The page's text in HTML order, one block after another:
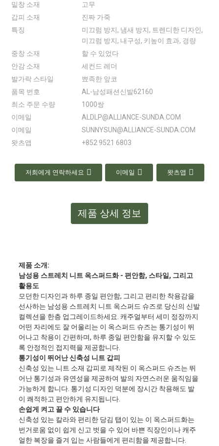
밑창 소재
고무
갑피 소재
진짜 가죽
특징
미끄럼 방지, 냄새 방지, 트렌디한 디자인,
미끄럼 방지, 내구성, 키높이 효과, 경량
중창 소재
할 수 있었다
안감 소재
세컨드 레더
발가락 스타일
뾰족한 앞코
품목 번호
AL-남성패션신발62160
최소 주문 수량
1000쌍
이메일
ALDLP@ALLIANCE-SUNDA.COM
이메일
SUNNYSUN@ALLIANCE-SUNDA.COM
왓츠앱
+852 9521 6803
저희에게 연락하세요 이메일 왓츠앱
제품 상세 정보
제품 소개:
남성용 스트레치 니트 옥스퍼드화 - 편안함, 스타일, 그리고
활용도
모던한 디자인과 하루 종일 편안함, 그리고 편리한 착용감을
선사하는 남성용 스트레치 니트 옥스퍼드 슈즈로 당신의 신발
컬렉션을 한층 업그레이드하세요. 캐주얼부터 세미 정장까지
어떤 자리에도 잘 어울리는 이 옥스퍼드 슈즈는 통기성이 뛰
어나고 착용이 간편하며, 하루 종일 편안함을 유지할 수 있도
록 안정적인 접지력을 제공합니다.
통기성이 뛰어난 신축성 니트 갑피
신축성 있는 니트 소재 갑피로 제작된 이 옥스퍼드 슈즈는 뛰
어난 통기성과 유연성을 제공하여 발의 자연스러운 움직임을
가능하게 합니다. 통기성 디자인 덕분에 장시간 착용해도 발
이 쾌적하고 편안하게 유지됩니다.
손쉽게 켜고 끌 수 있습니다
신축성 있는 칼라와 편리한 당김 탭이 있는 이 옥스퍼드화는
번거로움 없이 쉽게 신고 벗을 수 있어 바쁜 직장인이나 캐주
얼한 복장을 즐겨 입는 사람들에게 편리함을 제공합니다.